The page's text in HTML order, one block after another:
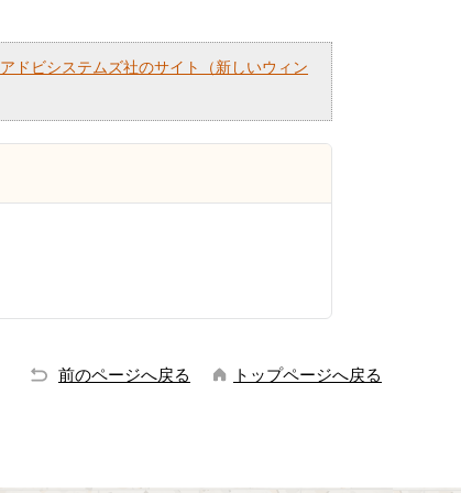
アドビシステムズ社のサイト（新しいウィン
前のページへ戻る トップページへ戻る